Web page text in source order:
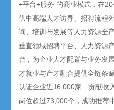
+平台+服务”的商业模式，在
供中高端人才访寻、招聘流程
询、培训与发展等人力资源全
垂直领域招聘平台、人力资源
台，为企业人才配置与业务发
才就业与产才融合提供全链条
认证企业近16,000家，贡献收
岗位超过73,000个，成功推荐